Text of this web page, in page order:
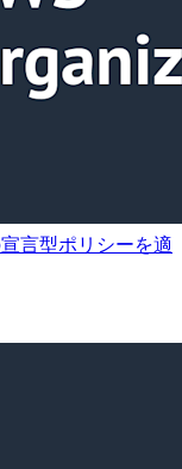
言型ポリシーを適